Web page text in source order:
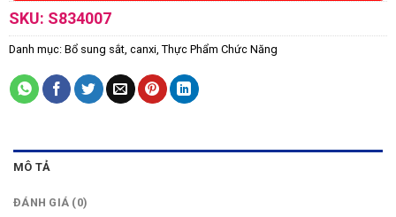
SKU: S834007
Danh mục: Bổ sung sắt, canxi, Thực Phẩm Chức Năng
MÔ TẢ
ĐÁNH GIÁ (0)